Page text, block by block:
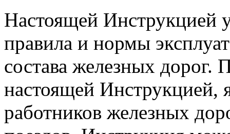
Настоящей Инструкцией
правила и нормы
состава железных дорог.
настоящей Инструкцией,
работников железных